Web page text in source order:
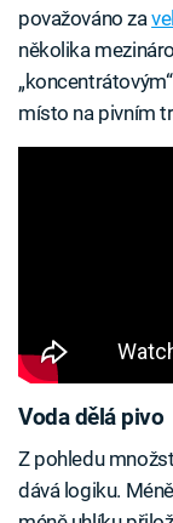
považováno za
několika
místo na pivním
Voda dělá pivo
Z pohledu
dává logiku.